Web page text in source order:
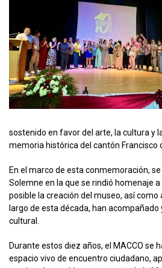
sostenido en favor del arte, la cultura y
memoria histórica del cantón Francisco
En el marco de esta conmemoración,
Solemne en la que se rindió homenaje
posible la creación del museo, así como
largo de esta década, han
cultural.
Durante estos diez años, el MACCO se
espacio vivo de encuentro ciudadano,